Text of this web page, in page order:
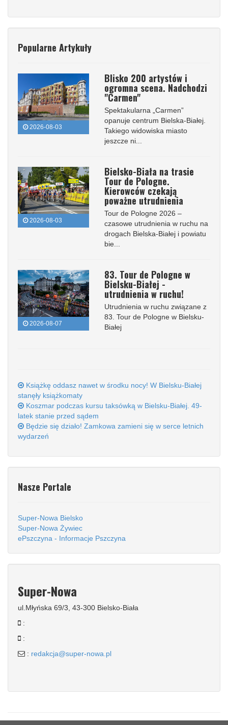
Popularne Artykuły
2026-08-03
Blisko 200 artystów i
ogromna scena. Nadchodzi
"Carmen"
Spektakularna „Carmen”
opanuje centrum Bielska-Białej.
Takiego widowiska miasto
jeszcze ni...
2026-08-03
Bielsko-Biała na trasie
Tour de Pologne.
Kierowców czekają
poważne utrudnienia
Tour de Pologne 2026 –
czasowe utrudnienia w ruchu na
drogach Bielska-Białej i powiatu
bie...
2026-08-07
83. Tour de Pologne w
Bielsku-Białej -
utrudnienia w ruchu!
Utrudnienia w ruchu związane z
83. Tour de Pologne w Bielsku-
Białej
Książkę oddasz nawet w środku nocy! W Bielsku-Białej
stanęły książkomaty
Koszmar podczas kursu taksówką w Bielsku-Białej. 49-
latek stanie przed sądem
Będzie się działo! Zamkowa zamieni się w serce letnich
wydarzeń
Nasze Portale
Super-Nowa Bielsko
Super-Nowa Żywiec
ePszczyna - Informacje Pszczyna
Super-Nowa
ul.Młyńska 69/3, 43-300 Bielsko-Biała
:
:
: redakcja@super-nowa.pl